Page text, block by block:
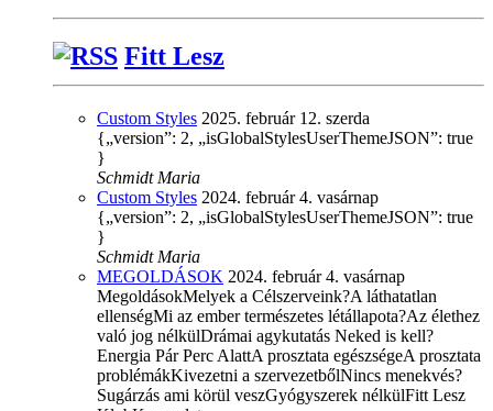
Fitt Lesz
Custom Styles 2025. február 12. szerda
{„version”: 2, „isGlobalStylesUserThemeJSON”: true
}
Schmidt Maria
Custom Styles 2024. február 4. vasárnap
{„version”: 2, „isGlobalStylesUserThemeJSON”: true
}
Schmidt Maria
MEGOLDÁSOK 2024. február 4. vasárnap
MegoldásokMelyek a Célszerveink?A láthatatlan
ellenségMi az ember természetes létállapota?Az élethez
való jog nélkülDrámai agykutatás Neked is kell?
Energia Pár Perc AlattA prosztata egészségeA prosztata
problémákKivezetni a szervezetbőlNincs menekvés?
Sugárzás ami körül veszGyógyszerek nélkülFitt Lesz